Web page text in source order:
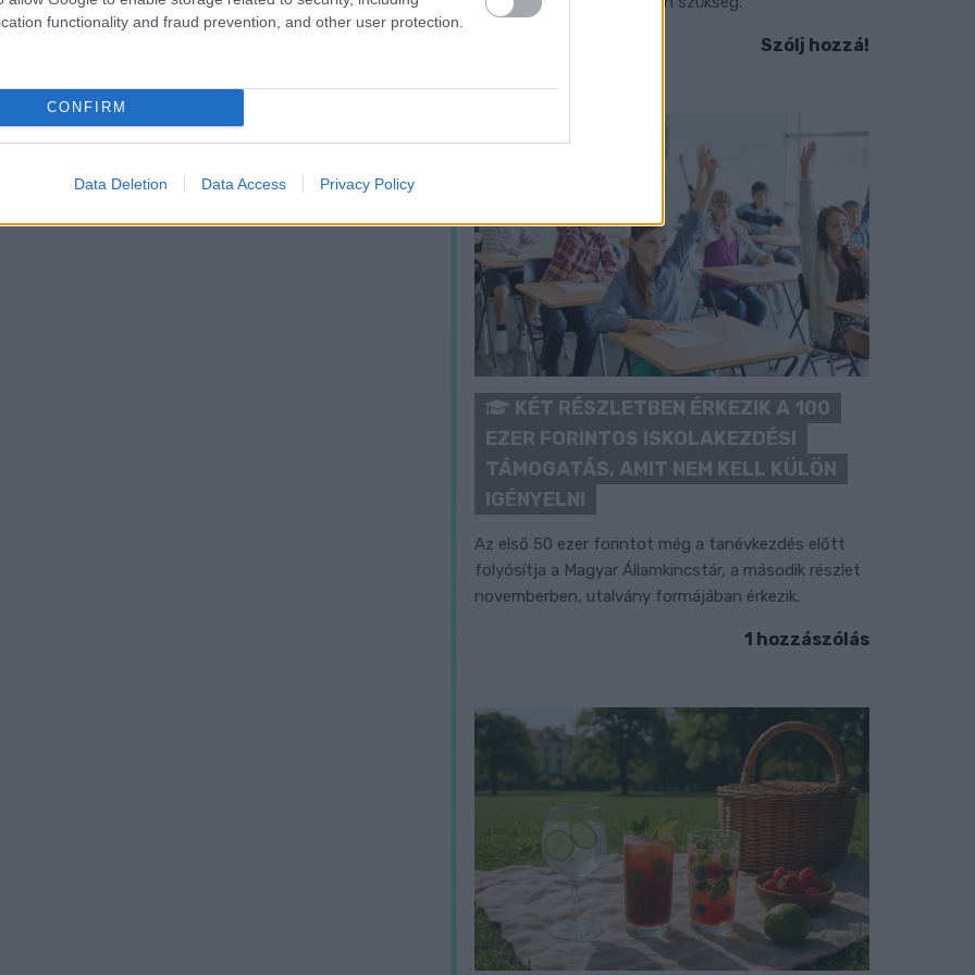
functionality and fraud prevention, and other user protection.
CONFIRM
Data Deletion Data Access Privacy Policy
Szólj hozzá!
KÉT RÉSZLETBEN ÉRKEZIK A 100
EZER FORINTOS ISKOLAKEZDÉSI
TÁMOGATÁS, AMIT NEM KELL KÜLÖN
IGÉNYELNI
Az első 50 ezer forintot még a tanévkezdés előtt
folyósítja a Magyar Államkincstár, a második részlet
novemberben, utalvány formájában érkezik.
1 hozzászólás